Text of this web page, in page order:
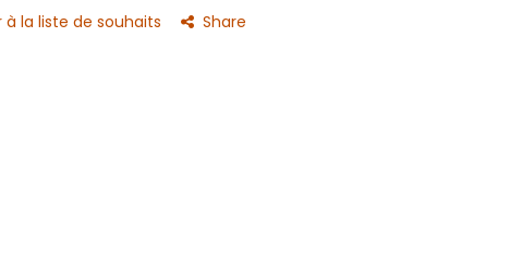
à la liste de souhaits Share